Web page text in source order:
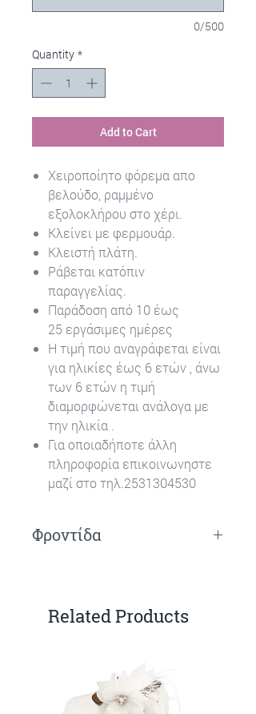
0/500
Quantity *
Add to Cart
Χειροποίητο φόρεμα απο
βελούδο, ραμμένο
εξολοκλήρου στο χέρι.
Κλείνει με φερμουάρ.
Κλειστή πλάτη.
Ράβεται κατόπιν
παραγγελίας.
Παράδοση από 10 έως
25 εργάσιμες ημέρες
Η τιμή που αναγράφεται είναι
για ηλικίες έως 6 ετών , άνω
των 6 ετών η τιμή
διαμορφώνεται ανάλογα με
την ηλικία .
Για οποιαδήποτε άλλη
πληροφορία επικοινωνηστε
μαζί στο τηλ.2531304530
Φροντίδα
Related Products